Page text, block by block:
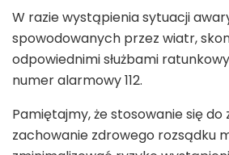
W razie wystąpienia sytuacji
spowodowanych przez wiatr,
odpowiednimi służbami
numer alarmowy 112.
Pamiętajmy, że stosowanie się do
zachowanie zdrowego rozsądku